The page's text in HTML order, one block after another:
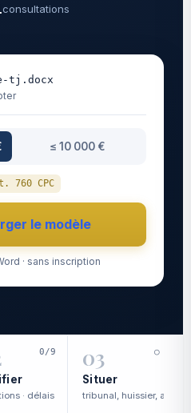
consultations
tj.docx
≤ 10 000 €
760 CPC
le modèle
· sans inscription
· délais
0/9 03
Situer
tribunal, huissier, avocat
○